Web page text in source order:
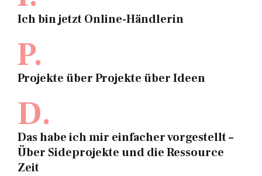
Ich bin jetzt Online-Händlerin
P.
Projekte über Projekte über Ideen
D.
Das habe ich mir einfacher vorgestellt –
Über Sideprojekte und die Ressource
Zeit